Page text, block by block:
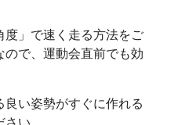
度」で速く走る方法をご
で、運動会直前でも効
良い姿勢がすぐに作れる